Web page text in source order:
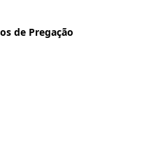
de Pregação